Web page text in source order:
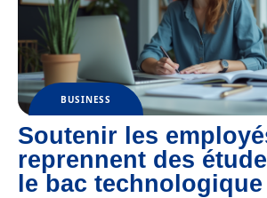
BUSINESS
Soutenir les
reprennent des
le bac technologique